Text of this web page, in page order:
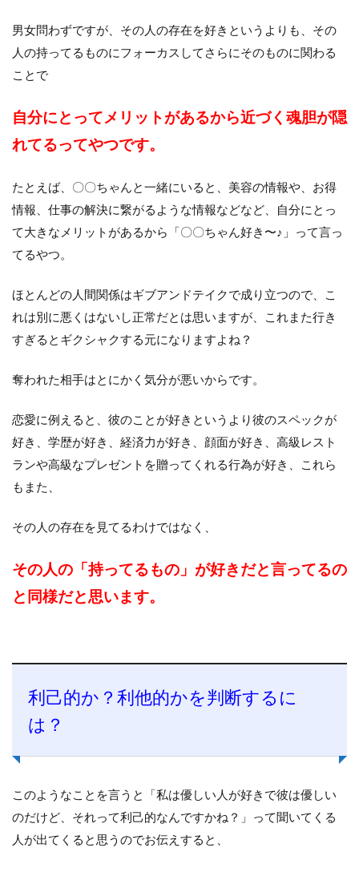
男女問わずですが、その人の存在を好きというよりも、その
人の持ってるものにフォーカスしてさらにそのものに関わる
ことで
自分にとってメリットがあるから近づく魂胆が隠
れてるってやつです。
たとえば、〇〇ちゃんと一緒にいると、美容の情報や、お得
情報、仕事の解決に繋がるような情報などなど、自分にとっ
て大きなメリットがあるから「〇〇ちゃん好き〜♪」って言っ
てるやつ。
ほとんどの人間関係はギブアンドテイクで成り立つので、こ
れは別に悪くはないし正常だとは思いますが、これまた行き
すぎるとギクシャクする元になりますよね？
奪われた相手はとにかく気分が悪いからです。
恋愛に例えると、彼のことが好きというより彼のスペックが
好き、学歴が好き、経済力が好き、顔面が好き、高級レスト
ランや高級なプレゼントを贈ってくれる行為が好き、これら
もまた、
その人の存在を見てるわけではなく、
その人の「持ってるもの」が好きだと言ってるの
と同様だと思います。
利己的か？利他的かを判断するに
は？
このようなことを言うと「私は優しい人が好きで彼は優しい
のだけど、それって利己的なんですかね？」って聞いてくる
人が出てくると思うのでお伝えすると、